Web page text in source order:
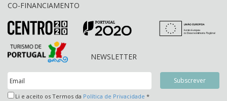
CO-FINANCIAMENTO
NEWSLETTER
Li e aceito os Termos da Política de Privacidade *